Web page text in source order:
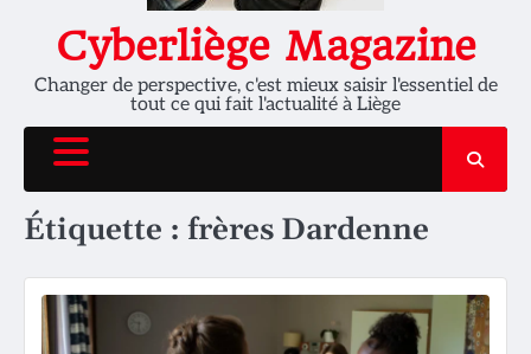
Cyberliège Magazine
Changer de perspective, c'est mieux saisir l'essentiel de
tout ce qui fait l'actualité à Liège
Étiquette : frères Dardenne